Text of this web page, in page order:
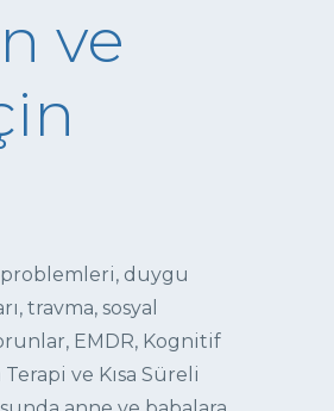
ve
duygu
travma, sosyal
EMDR, Kognitif
ve Kısa Süreli